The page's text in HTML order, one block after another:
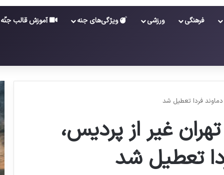
فرهنگی ورزشی ویژگی‌های جنه آموزش قالب جنّه
فردا تعطیل شد
غیر از پردیس،
تعطیل شد